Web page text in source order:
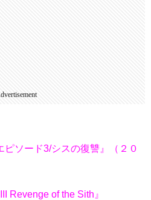
ソード3/シスの復讐』（２０
Revenge of the Sith』